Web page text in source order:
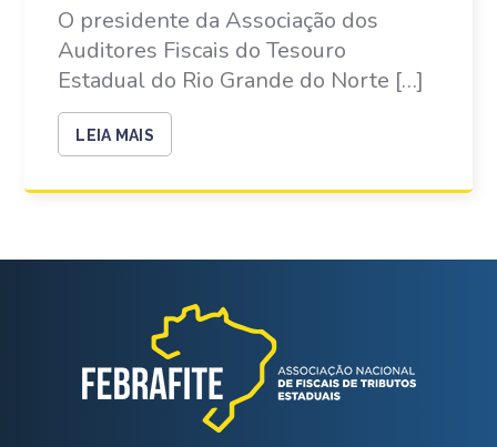
O presidente da Associação dos
Auditores Fiscais do Tesouro
Estadual do Rio Grande do Norte […]
LEIA MAIS